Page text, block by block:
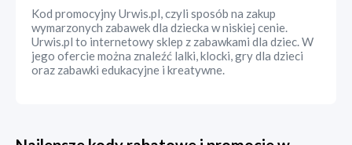
Kod promocyjny Urwis.pl, czyli sposób na zakup
wymarzonych zabawek dla dziecka w niskiej cenie.
Urwis.pl to internetowy sklep z zabawkami dla dziec. W
jego ofercie można znaleźć lalki, klocki, gry dla dzieci
oraz zabawki edukacyjne i kreatywne.